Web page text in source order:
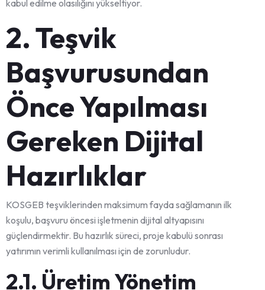
kabul edilme olasılığını yükseltiyor.
2. Teşvik
Başvurusundan
Önce Yapılması
Gereken Dijital
Hazırlıklar
KOSGEB teşviklerinden maksimum fayda sağlamanın ilk
koşulu, başvuru öncesi işletmenin dijital altyapısını
güçlendirmektir. Bu hazırlık süreci, proje kabulü sonrası
yatırımın verimli kullanılması için de zorunludur.
2.1. Üretim Yönetim